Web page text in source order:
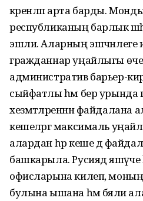
әкренләп арта барды. Мондый
республиканың барлык
эшли. Аларның эшчәнлеге
гражданнар уңайлыгы
административ барьер-
сыйфатлы һәм бер урында
хезмәтләреннән файдалана
кешеләргә максималь
алардан һәр кеше дә
башкарыла. Русиядә яшәүче
офисларына килеп,
булына ышана һәм бәяли